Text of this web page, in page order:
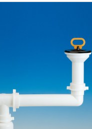
SIFONI PER
SANITARI DISABILI